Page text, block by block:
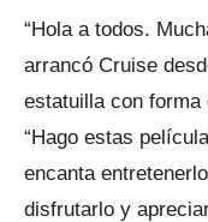
“Hola a todos.
arrancó Cruise
estatuilla con forma
“Hago estas
encanta
disfrutarlo y